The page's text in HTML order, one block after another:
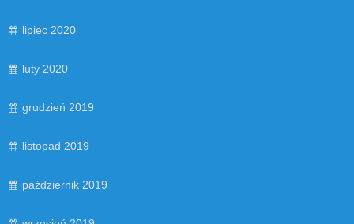
lipiec 2020
luty 2020
grudzień 2019
listopad 2019
październik 2019